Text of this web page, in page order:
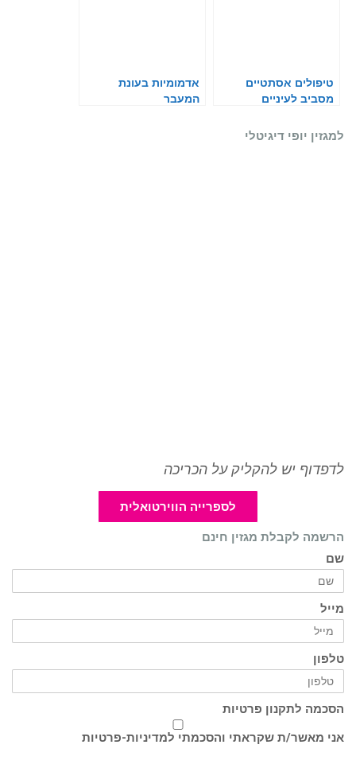
טיפולים אסתטיים
מסביב לעיניים
אדמומיות בעונת
המעבר
למגזין יופי דיגיטלי
לדפדוף יש להקליק על הכריכה
לספרייה הווירטואלית
הרשמה לקבלת מגזין חינם
שם
מייל
טלפון
הסכמה לתקנון פרטיות
אני מאשר/ת שקראתי והסכמתי למדיניות-פרטיות